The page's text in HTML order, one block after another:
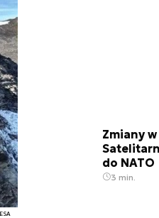
Zmiany
do NATO
3 min.